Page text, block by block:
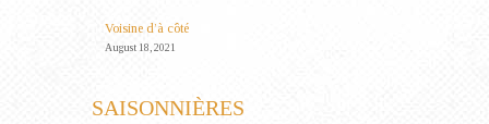
Voisine d’à côté
August 18, 2021
SAISONNIÈRES